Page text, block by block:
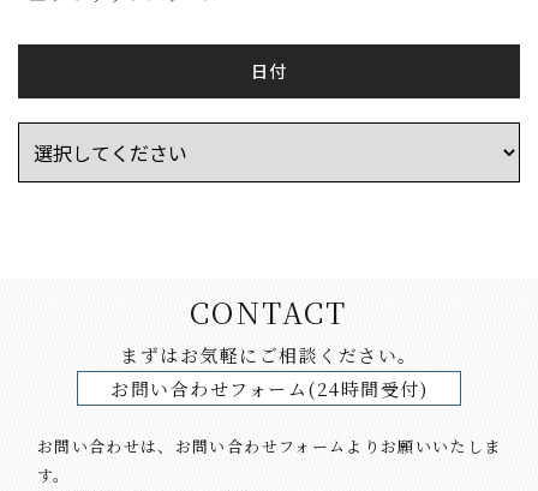
日付
CONTACT
まずはお気軽にご相談ください。
お問い合わせフォーム(24時間受付)
お問い合わせは、お問い合わせフォームよりお願いいたしま
す。